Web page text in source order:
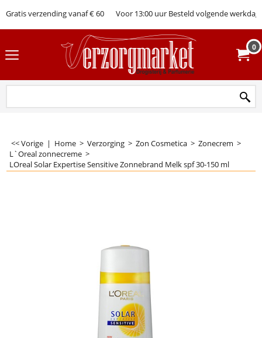
Gratis verzending vanaf € 60 Voor 13:00 uur Besteld volgende werkdag
0
<< Vorige | Home > Verzorging > Zon Cosmetica > Zonecrem >
L`Oreal zonnecreme >
LOreal Solar Expertise Sensitive Zonnebrand Melk spf 30-150 ml